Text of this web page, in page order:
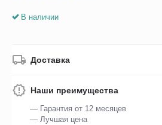
В наличии
Доставка
Наши преимущества
— Гарантия от 12 месяцев
— Лучшая цена